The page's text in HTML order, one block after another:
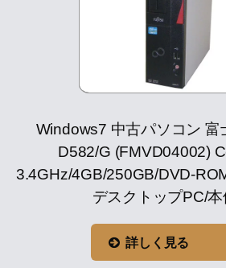
Windows7 中古パソコン 富
D582/G (FMVD04002)
3.4GHz/4GB/250GB/DVD-
デスクトップPC/
詳しく見る